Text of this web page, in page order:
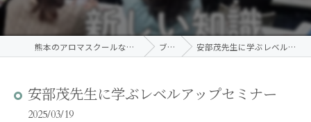
熊本のアロマスクールならAroma Terrace ブログ 安部茂先生に学ぶレベルアップセミナー
安部茂先生に学ぶレベルアップセミナー
2025/03/19